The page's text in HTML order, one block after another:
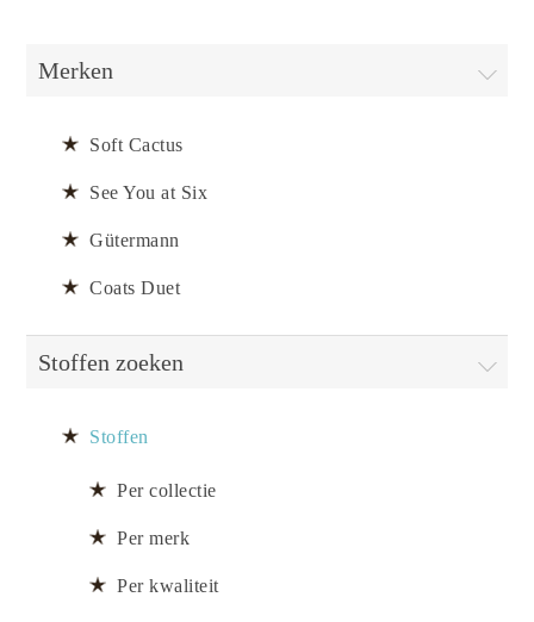
Merken
Soft Cactus
See You at Six
Gütermann
Coats Duet
Stoffen zoeken
Stoffen
Per collectie
Per merk
Per kwaliteit